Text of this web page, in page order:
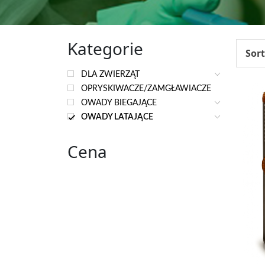
Kategorie
DLA ZWIERZĄT
OPRYSKIWACZE/ZAMGŁAWIACZE
OWADY BIEGAJĄCE
OWADY LATAJĄCE
Cena